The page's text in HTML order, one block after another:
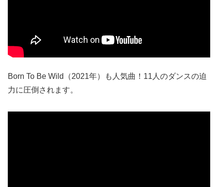
Born To Be Wild（2021年）も人気曲！11人のダンスの迫
力に圧倒されます。